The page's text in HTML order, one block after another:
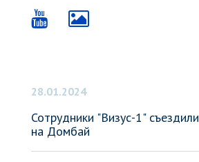
28.01.2024
Сотрудники "Визус-1" съездили
на Домбай